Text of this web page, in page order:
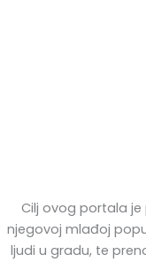
Cilj ovog portala je
njegovoj mlađoj
ljudi u gradu, te